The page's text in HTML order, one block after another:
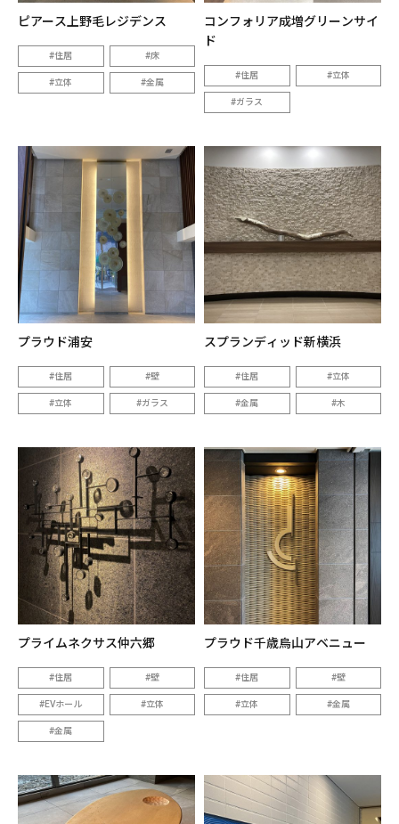
ピアース上野毛レジデンス
住居 床
立体 金属
コンフォリア成増グリーンサイ
ド
住居 立体
ガラス
プラウド浦安
住居 壁
立体 ガラス
スプランディッド新横浜
住居 立体
金属 木
プライムネクサス仲六郷
住居 壁
EVホール 立体
金属
プラウド千歳烏山アベニュー
住居 壁
立体 金属